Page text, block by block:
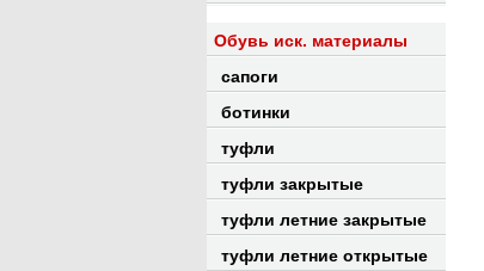
Обувь иск. материалы
сапоги
ботинки
туфли
туфли закрытые
туфли летние закрытые
туфли летние открытые